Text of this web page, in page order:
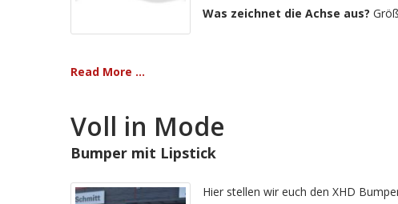
Was zeichnet die Achse aus?
Read More ...
Voll in Mode
Bumper mit Lipstick
Hier stellen wir euch den XHD